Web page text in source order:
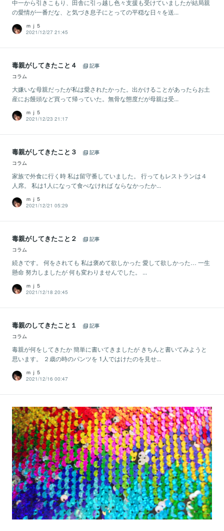
中一から引きこもり、田舎に引っ越し色々支援も受けていましたが結局親
の愛情が一番だな、と気づき息子にとっての平穏な日々を送...
ｍｊ５
2021/12/27 21:45
毒親がしてきたこと４
記事
コラム
大嫌いな母親だったが私は愛されたかった。出かけることがあったらお土
産にお饅頭など買って帰っていた。無骨な態度だが母親は受...
ｍｊ５
2021/12/23 21:17
毒親がしてきたこと３
記事
コラム
家族で外食に行く時 私は留守番していました。 行ってもレストランは４
人席。 私は1人になって食べなければ ならなかったか...
ｍｊ５
2021/12/21 05:29
毒親がしてきたこと２
記事
コラム
続きです。 何をされても 私は褒めて欲しかった 愛して欲しかった… 一生
懸命 努力しましたが 何も変わりませんでした。 ...
ｍｊ５
2021/12/18 20:45
毒親のしてきたこと１
記事
コラム
毒親が何をしてきたか 簡単に書いてきましたが きちんと書いてみようと
思います。 ２歳の時のパンツを 1人ではけたのを見せ...
ｍｊ５
2021/12/16 00:47